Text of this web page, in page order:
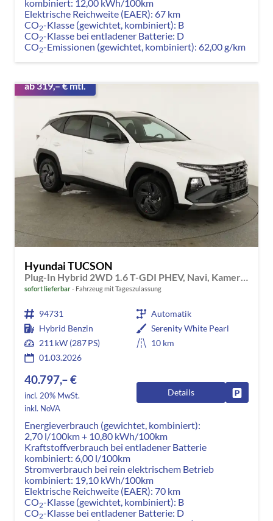
kombiniert: 12,00 kWh/100km
Elektrische Reichweite (EAER): 67 km
CO2-Klasse (gewichtet, kombiniert): B
CO2-Klasse bei entladener Batterie: D
CO2-Emissionen (gewichtet, kombiniert): 62,00 g/km
ab 319,– € mtl.
Hyundai TUCSON
Plug-In Hybrid 2WD 1.6 T-GDI PHEV, Navi, Kamera, Side, Winter
sofort lieferbar Fahrzeug mit Tageszulassung
94731
Automatik
Hybrid Benzin
Serenity White Pearl
211 kW (287 PS)
10 km
01.03.2026
40.797,– €
incl. 20% MwSt.
inkl. NoVA
Details
Energieverbrauch (gewichtet, kombiniert):
2,70 l/100km + 10,80 kWh/100km
Kraftstoffverbrauch bei entladener Batterie
kombiniert: 6,00 l/100km
Stromverbrauch bei rein elektrischem Betrieb
kombiniert: 19,10 kWh/100km
Elektrische Reichweite (EAER): 70 km
CO2-Klasse (gewichtet, kombiniert): B
CO2-Klasse bei entladener Batterie: D